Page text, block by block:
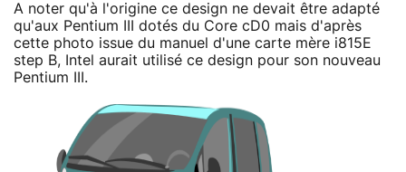
A noter qu'à l'origine ce design ne devait être adapté
qu'aux Pentium III dotés du Core cD0 mais d'après
cette photo issue du manuel d'une carte mère i815E
step B, Intel aurait utilisé ce design pour son nouveau
Pentium III.